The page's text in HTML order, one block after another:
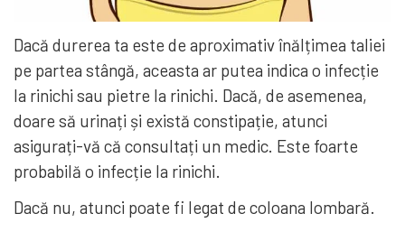
Dacă durerea ta este de aproximativ înălțimea taliei
pe partea stângă, aceasta ar putea indica o infecție
la rinichi sau pietre la rinichi. Dacă, de asemenea,
doare să urinați și există constipație, atunci
asigurați-vă că consultați un medic. Este foarte
probabilă o infecție la rinichi.
Dacă nu, atunci poate fi legat de coloana lombară.